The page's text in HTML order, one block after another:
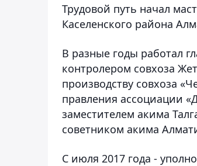
Трудовой путь начал
Каселенского района
В разные годы работал
контролером совхоза
производству совхоза
правления ассоциации
заместителем акима
советником акима
С июля 2017 года -